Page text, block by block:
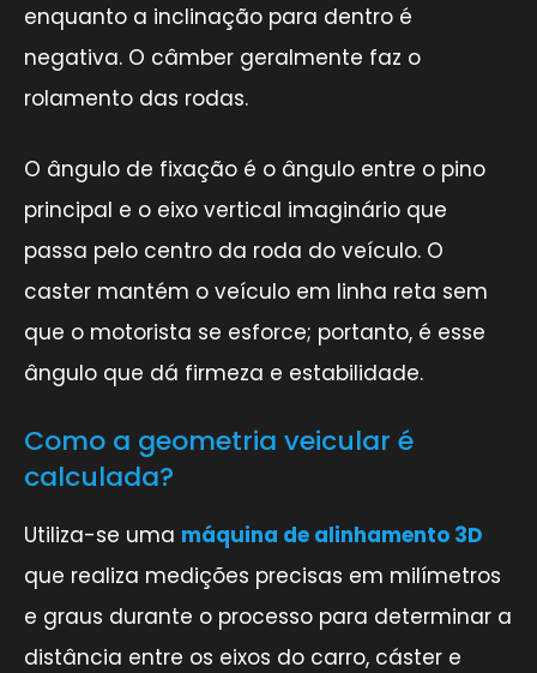
enquanto a inclinação para dentro é
negativa. O câmber geralmente faz o
rolamento das rodas.
O ângulo de fixação é o ângulo entre o pino
principal e o eixo vertical imaginário que
passa pelo centro da roda do veículo. O
caster mantém o veículo em linha reta sem
que o motorista se esforce; portanto, é esse
ângulo que dá firmeza e estabilidade.
Como a geometria veicular é
calculada?
Utiliza-se uma máquina de alinhamento 3D
que realiza medições precisas em milímetros
e graus durante o processo para determinar a
distância entre os eixos do carro, cáster e